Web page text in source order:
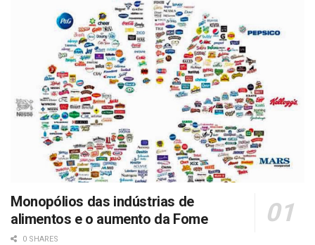
Monopólios das indústrias de
alimentos e o aumento da Fome
0 SHARES